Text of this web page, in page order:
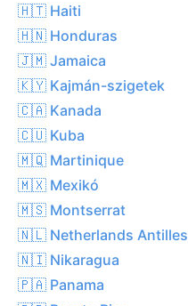
🇭🇹 Haiti
🇭🇳 Honduras
🇯🇲 Jamaica
🇰🇾 Kajmán-szigetek
🇨🇦 Kanada
🇨🇺 Kuba
🇲🇶 Martinique
🇲🇽 Mexikó
🇲🇸 Montserrat
🇳🇱 Netherlands Antilles
🇳🇮 Nikaragua
🇵🇦 Panama